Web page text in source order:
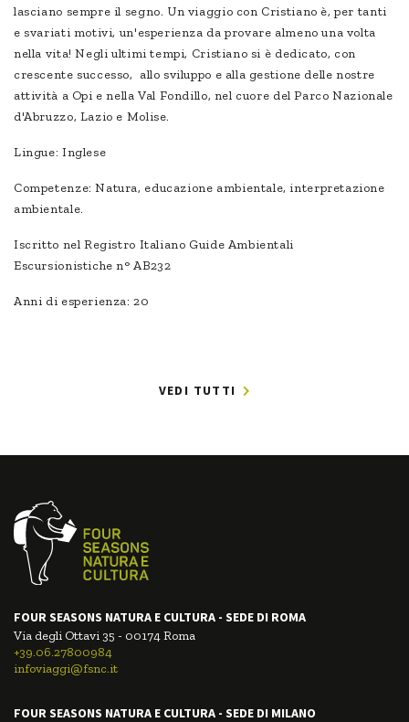
lasciano sempre il segno. Un viaggio con Cristiano è, per tanti
e svariati motivi, un'esperienza da provare almeno una volta
nella vita! Negli ultimi tempi, Cristiano si è dedicato, con
crescente successo, allo sviluppo e alla gestione delle nostre
attività a Opi e nella Val Fondillo, nel cuore del Parco Nazionale
d'Abruzzo, Lazio e Molise.
Lingue: Inglese
Competenze: Natura, educazione ambientale, interpretazione
ambientale.
Iscritto nel Registro Italiano Guide Ambientali
Escursionistiche n° AB232
Anni di esperienza: 20
VEDI TUTTI
FOUR SEASONS NATURA E CULTURA - SEDE DI ROMA
Via degli Ottavi 35 - 00174 Roma
+39.06.27800984
infoviaggi@fsnc.it
FOUR SEASONS NATURA E CULTURA - SEDE DI MILANO